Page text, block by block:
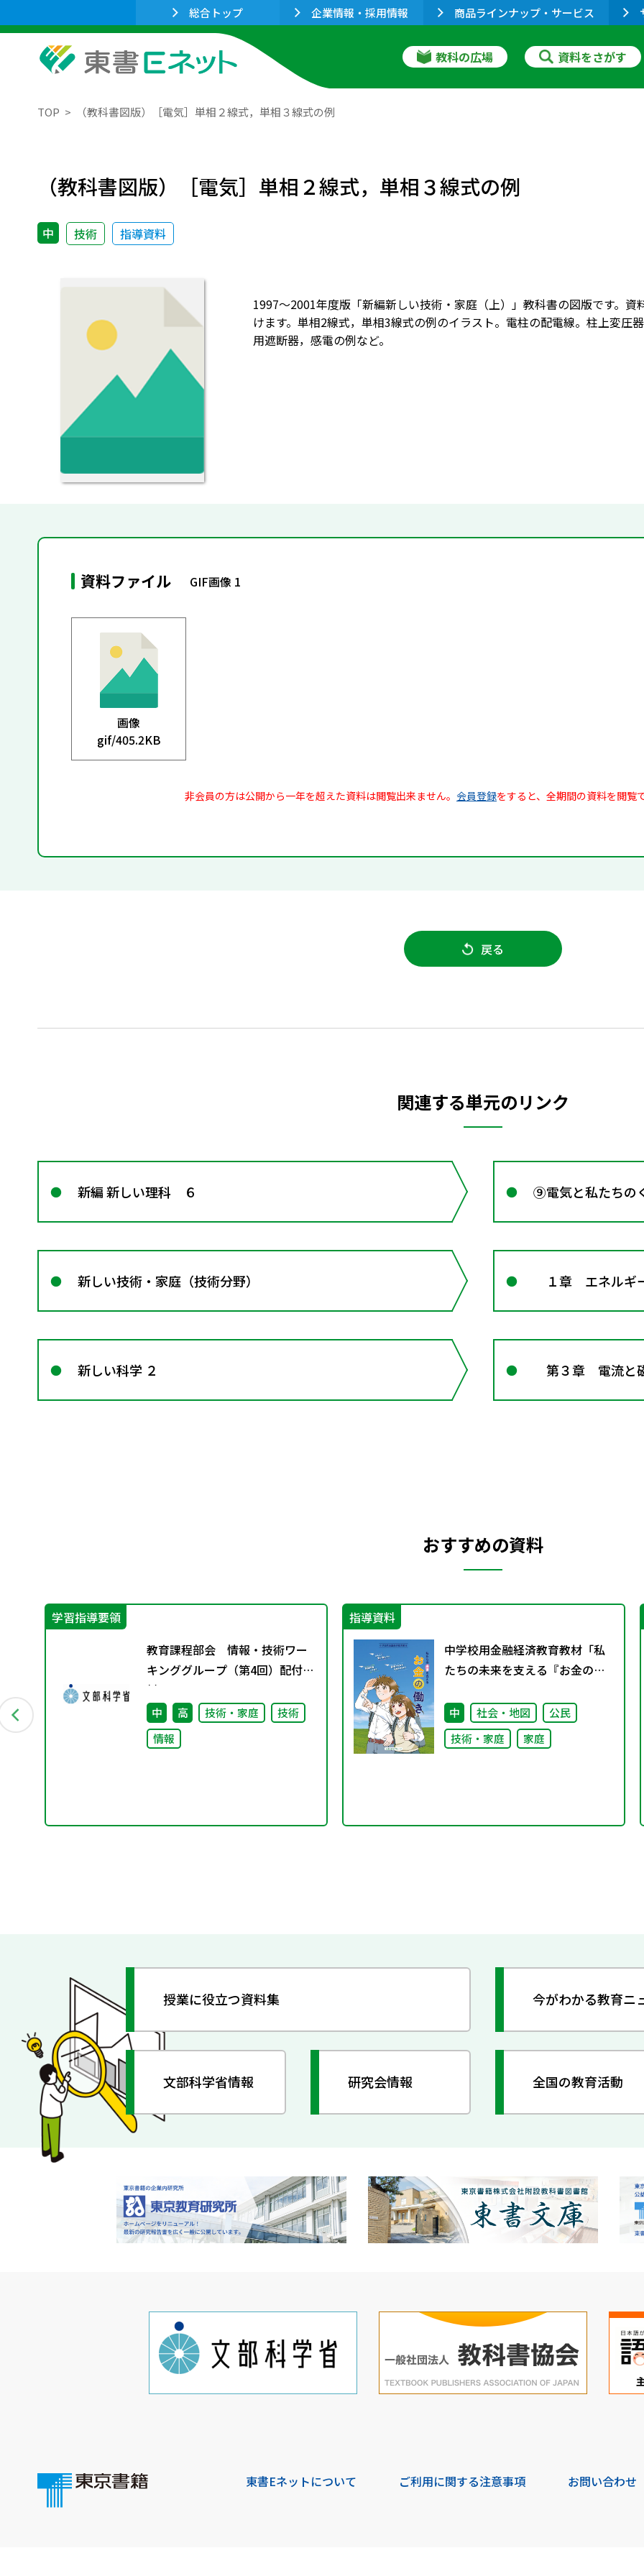
総合トップ 企業情報・採用情報 商品ラインナップ・サービス
教科の広場 資料をさがす
TOP （教科書図版）［電気］単相２線式，単相３線式の例
（教科書図版）［電気］単相２線式，単相３線式の例
中 技術 指導資料
1997～2001年度版「新編新しい技術・家庭（上）」教科書の図版です。
けます。単相2線式，単相3線式の例のイラスト。電柱の配電線。柱上変圧
用遮断器，感電の例など。
資料ファイル GIF画像 1
画像
gif/405.2KB
非会員の方は公開から一年を超えた資料は閲覧出来ません。 会員登録をすると、全期間の資料を閲覧
戻る
関連する単元のリンク
新編 新しい理科 ６ ⑨電気と私たちの
新しい技術・家庭（技術分野） １章 エネルギ
新しい科学 ２ 第３章 電流と
おすすめの資料
学習指導要領
教育課程部会 情報・技術ワー
キンググループ（第4回）配付資
料
中 高 技術・家庭
技術
情報
指導資料
中学校用金融経済教育教材「私
たちの未来を支える『お金の働
中 社会・地図
公民
技術・家庭
家庭
授業に役立つ資料集 今がわかる教育ニ
文部科学省情報 研究会情報 全国の教育活動
東書Eネットについて ご利用に関する注意事項 お問い合わせ